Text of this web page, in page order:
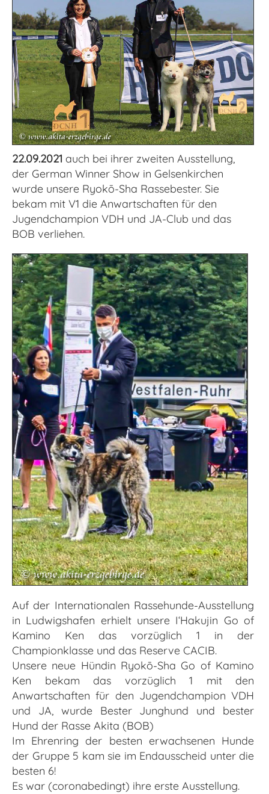
22.09.2021 auch bei ihrer zweiten Ausstellung,
der German Winner Show in Gelsenkirchen
wurde unsere Ryokō-Sha Rassebester. Sie
bekam mit V1 die Anwartschaften für den
Jugendchampion VDH und JA-Club und das
BOB verliehen.
Auf der Internationalen Rassehunde-Ausstellung
in Ludwigshafen erhielt unsere I‘Hakujin Go of
Kamino Ken das vorzüglich 1 in der
Championklasse und das Reserve CACIB.
Unsere neue Hündin Ryokō-Sha Go of Kamino
Ken bekam das vorzüglich 1 mit den
Anwartschaften für den Jugendchampion VDH
und JA, wurde Bester Junghund und bester
Hund der Rasse Akita (BOB)
Im Ehrenring der besten erwachsenen Hunde
der Gruppe 5 kam sie im Endausscheid unter die
besten 6!
Es war (coronabedingt) ihre erste Ausstellung.